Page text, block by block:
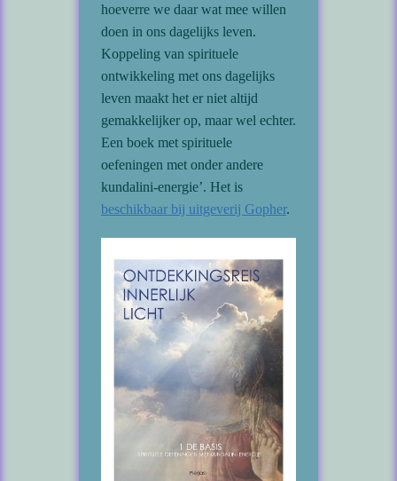
hoeverre we daar wat mee willen
doen in ons dagelijks leven.
Koppeling van spirituele
ontwikkeling met ons dagelijks
leven maakt het er niet altijd
gemakkelijker op, maar wel echter.
Een boek met spirituele
oefeningen met onder andere
kundalini-energie’. Het is
beschikbaar bij uitgeverij Gopher.